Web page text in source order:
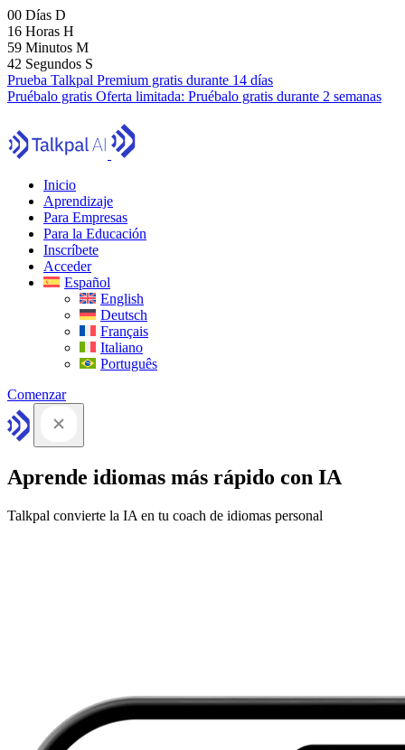
00 Días D
16 Horas H
59 Minutos M
41 Segundos S
Prueba Talkpal Premium gratis durante 14 días
Pruébalo gratis Oferta limitada: Pruébalo gratis durante 2 semanas
Inicio
Aprendizaje
Para Empresas
Para la Educación
Inscríbete
Acceder
Español
English
Deutsch
Français
Italiano
Português
Comenzar
Aprende idiomas más rápido con IA
Talkpal convierte la IA en tu coach de idiomas personal